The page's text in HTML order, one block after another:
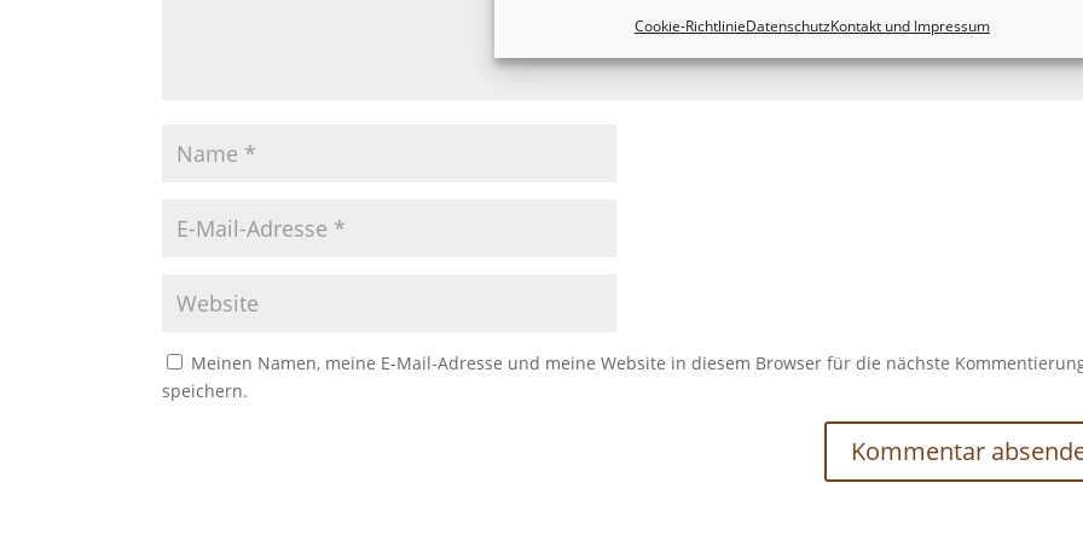
Cookie-RichtlinieDatenschutzKontakt und Impressum
Meinen Namen, meine E-Mail-Adresse und meine Website in diesem Browser für die nächste
speichern.